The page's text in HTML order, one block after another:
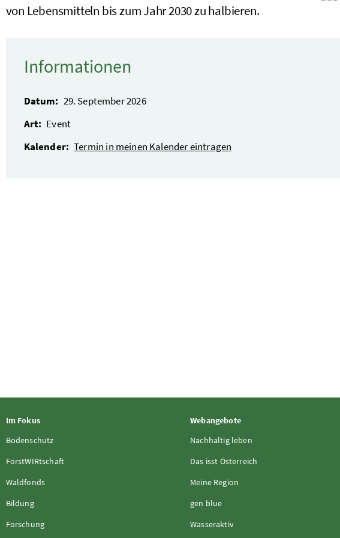
von Lebensmitteln bis zum Jahr 2030 zu halbieren.
Informationen
Datum: 29. September 2026
Art: Event
Kalender: Termin in meinen Kalender eintragen
Im Fokus
Bodenschutz
ForstWIRtschaft
Waldfonds
Bildung
Forschung
Webangebote
Nachhaltig leben
Das isst Österreich
Meine Region
gen blue
Wasseraktiv